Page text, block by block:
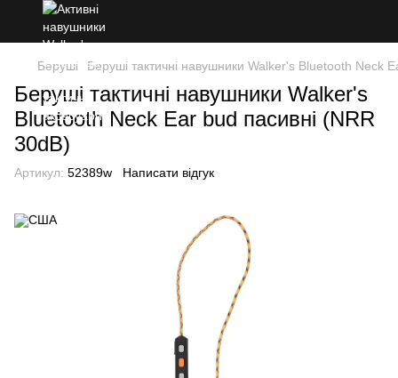
Беруші Беруші тактичні навушники Walker's Bluetooth Neck
Беруші тактичні навушники Walker's
Bluetooth Neck Ear bud пасивні (NRR
30dB)
Артикул: 52389w Написати відгук